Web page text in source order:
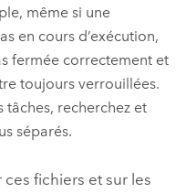
même si une
en cours d’exécution,
fermée correctement et
toujours verrouillées.
tâches, recherchez et
séparés.
ces fichiers et sur les